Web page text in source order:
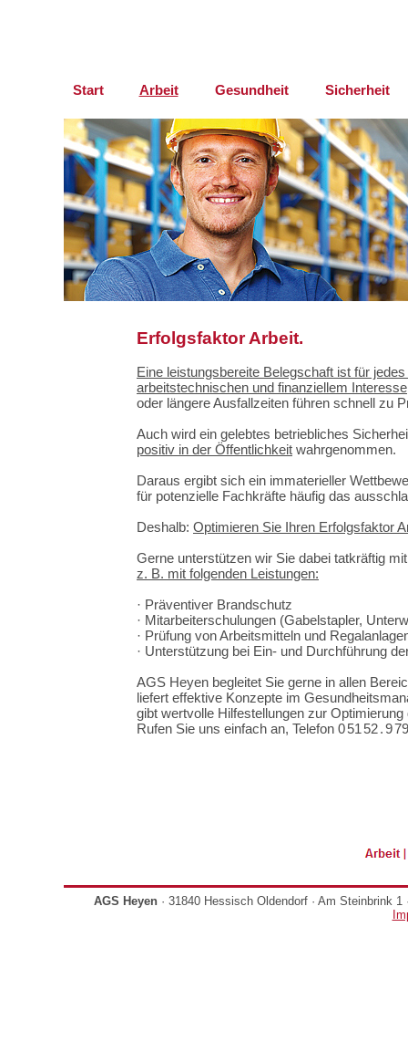
Erfolgsfaktor Arbeit.
Eine leistungsbereite Belegschaft ist für
arbeitstechnischen und finanziellem Interesse
oder längere Ausfallzeiten führen schnell zu
Auch wird ein gelebtes betriebliches
positiv in der Öffentlichkeit wahrgenommen.
Daraus ergibt sich ein immaterieller
für potenzielle Fachkräfte häufig das
Deshalb: Optimieren Sie Ihren Erfolgsfaktor
Gerne unterstützen wir Sie dabei tatkräftig
z. B. mit folgenden Leistungen:
· Präventiver Brandschutz
· Mitarbeiterschulungen (Gabelstapler,
· Prüfung von Arbeitsmitteln und
· Unterstützung bei Ein- und Durchführung
AGS Heyen begleitet Sie gerne in allen
liefert effektive Konzepte im
gibt wertvolle Hilfestellungen zur
Rufen Sie uns einfach an, Telefon 051 52.979
AGS Heyen · 31840 Hessisch Oldendorf · Am Steinbrink 1
Start Arbeit Gesundheit Sicherheit